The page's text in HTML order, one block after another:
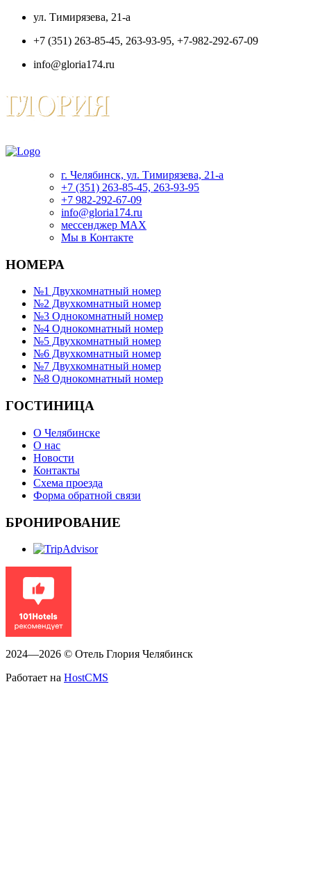
ул. Тимирязева, 21-а
+7 (351) 263-85-45, 263-93-95, +7-982-292-67-09
info@gloria174.ru
г. Челябинск, ул. Тимирязева, 21-а
+7 (351) 263-85-45, 263-93-95
+7 982-292-67-09
info@gloria174.ru
мессенджер MAX
Мы в Контакте
НОМЕРА
№1 Двухкомнатный номер
№2 Двухкомнатный номер
№3 Однокомнатный номер
№4 Однокомнатный номер
№5 Двухкомнатный номер
№6 Двухкомнатный номер
№7 Двухкомнатный номер
№8 Однокомнатный номер
ГОСТИНИЦА
О Челябинске
О нас
Новости
Контакты
Схема проезда
Форма обратной связи
БРОНИРОВАНИЕ
2024—2026 © Отель Глория Челябинск
Работает на HostCMS